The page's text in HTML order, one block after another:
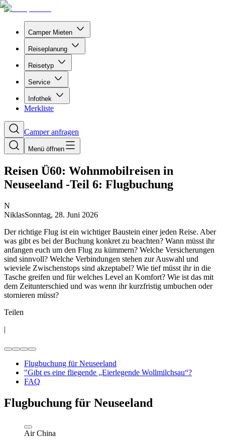
Camper Mieten
Reiseplanung
Reisetyp
Service
Infothek
Merkliste
Camper anfragen
Menü öffnen
Reisen Ü60: Wohnmobilreisen in
Neuseeland -Teil 6: Flugbuchung
N
NiklasSonntag, 28. Juni 2026
Der richtige Flug ist ein wichtiger Baustein einer jeden Reise. Aber
was gibt es bei der Buchung konkret zu beachten? Wann müsst ihr
anfangen euch um den Flug zu kümmern? Welche Versicherungen
sind sinnvoll? Welche Verbindungen stehen zur Auswahl und
wieviele Zwischenstops sind akzeptabel? Wie tief müsst ihr in die
Tasche greifen und für welches Level an Komfort? Wie ist das mit
dem Zeitunterschied und was wenn ihr kurzfristig umbuchen oder
stornieren müsst?
Teilen
|
Flugbuchung für Neuseeland
"Gibt es eine fliegende „Eierlegende Wollmilchsau“?
FAQ
Flugbuchung für Neuseeland
Air China